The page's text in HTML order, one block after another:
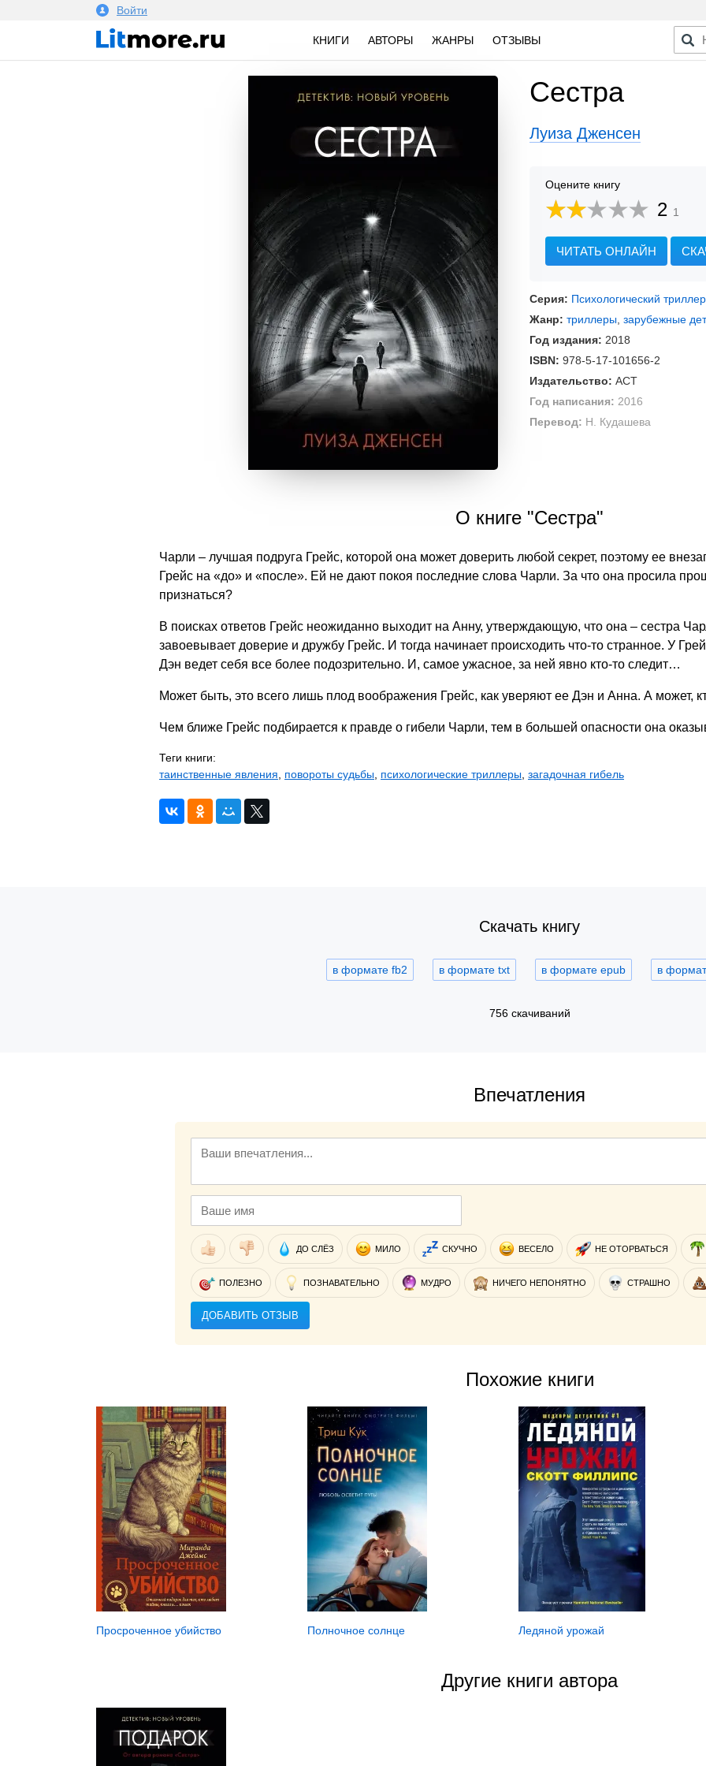
Войти
КНИГИ АВТОРЫ ЖАНРЫ ОТЗЫВЫ
Сестра
Луиза Дженсен
Оцените книгу
2 1
ЧИТАТЬ ОНЛАЙН
Серия: Психологический
Жанр: триллеры зарубежные
Год издания: 2018
ISBN: 978-5-17-101656-2
Издательство: АСТ
Год написания: 2016
Перевод: Н. Кудашева
О книге "Сестра"
Чарли – лучшая подруга Грейс, которой она может доверить любой секрет, поэтому ее
Грейс на «до» и «после». Ей не дают покоя последние слова Чарли. За что она просила
признаться?
В поисках ответов Грейс неожиданно выходит на Анну, утверждающую, что она – сестра
завоевывает доверие и дружбу Грейс. И тогда начинает происходить что-то странное. У
Дэн ведет себя все более подозрительно. И, самое ужасное, за ней явно кто-то следит…
Может быть, это всего лишь плод воображения Грейс, как уверяют ее Дэн и Анна. А может,
Чем ближе Грейс подбирается к правде о гибели Чарли, тем в большей опасности она
Теги книги:
таинственные явления
повороты судьбы психологические триллеры загадочная гибель
Скачать книгу
в формате fb2 в формате txt в формате epub в
756 скачиваний
Впечатления
ДО СЛЁЗ МИЛО СКУЧНО ВЕСЕЛО НЕ ОТОРВАТЬСЯ
ПОЛЕЗНО ПОЗНАВАТЕЛЬНО МУДРО НИЧЕГО НЕПОНЯТНО СТРАШНО
ДОБАВИТЬ ОТЗЫВ
Похожие книги
Просроченное убийство Полночное солнце Ледяной урожай
Другие книги автора